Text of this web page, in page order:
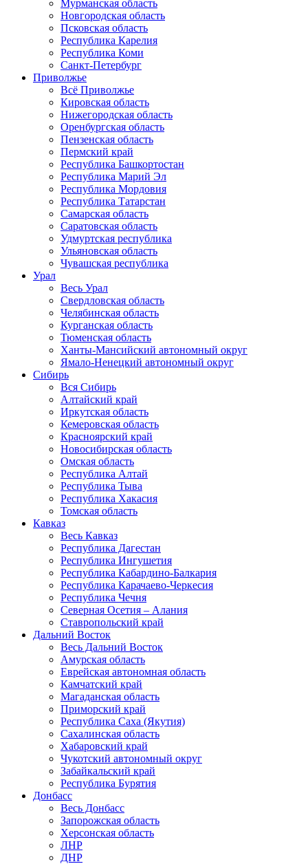
Мурманская область
Новгородская область
Псковская область
Республика Карелия
Республика Коми
Санкт-Петербург
Приволжье
Всё Приволжье
Кировская область
Нижегородская область
Оренбургская область
Пензенская область
Пермский край
Республика Башкортостан
Республика Марий Эл
Республика Мордовия
Республика Татарстан
Самарская область
Саратовская область
Удмуртская республика
Ульяновская область
Чувашская республика
Урал
Весь Урал
Свердловская область
Челябинская область
Курганская область
Тюменская область
Ханты-Мансийский автономный округ
Ямало-Ненецкий автономный округ
Сибирь
Вся Сибирь
Алтайский край
Иркутская область
Кемеровская область
Красноярский край
Новосибирская область
Омская область
Республика Алтай
Республика Тыва
Республика Хакасия
Томская область
Кавказ
Весь Кавказ
Республика Дагестан
Республика Ингушетия
Республика Кабардино-Балкария
Республика Карачаево-Черкесия
Республика Чечня
Северная Осетия – Алания
Ставропольский край
Дальний Восток
Весь Дальний Восток
Амурская область
Еврейская автономная область
Камчатский край
Магаданская область
Приморский край
Республика Саха (Якутия)
Сахалинская область
Хабаровский край
Чукотский автономный округ
Забайкальский край
Республика Бурятия
Донбасс
Весь Донбасс
Запорожская область
Херсонская область
ЛНР
ДНР